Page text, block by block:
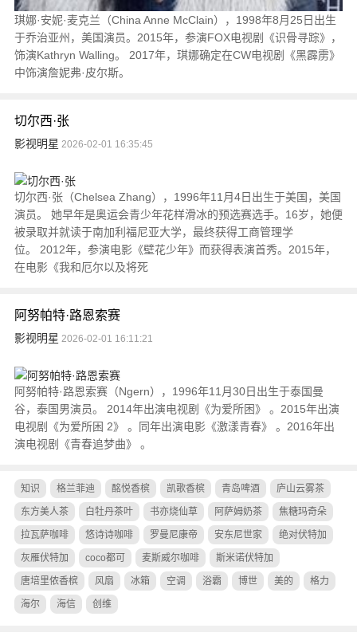
琪娜·安妮·麦克兰（China Anne McClain），1998年8月25日出生
于乔治亚州，美国演员。2015年，参演FOX电视剧《识骨寻踪》，
饰演Kathryn Walling。 2017年，琪娜确定在CW电视剧《黑霹雳》
中饰演詹妮弗·皮尔斯。
切尔西·张
影视明星 2026-02-01 16:35:45
切尔西·张（Chelsea Zhang），1996年11月4日出生于美国，美国
演员。 她早年是奥运会青少年花样滑冰的预选赛选手。16岁，她便
被录取并就读于南加利福尼亚大学，最终获得工商管理学
位。 2012年，参演电影《壁花少年》而获得表演首秀。2015年，
在电影《我和厄尔以及将死
阿努帕特·路恩索赛
影视明星 2026-02-01 16:11:21
阿努帕特·路恩索赛（Ngern），1996年11月30日出生于泰国曼
谷，泰国男演员。 2014年出演电视剧《为爱所困》 。2015年出演
电视剧《为爱所困 2》 。同年出演电影《激漾青春》 。2016年出
演电视剧《青春追梦曲》 。
知识 格兰菲迪 酩悦香槟 凯歌香槟 青岛啤酒 庐山云雾茶
东方美人茶 白牡丹茶叶 书亦烧仙草 阿萨姆奶茶 焦糖玛奇朵
拉瓦萨咖啡 悠诗诗咖啡 罗曼尼康帝 安东尼世家 绝对伏特加
灰雁伏特加 coco都可 麦斯威尔咖啡 斯米诺伏特加
唐培里侬香槟 风扇 冰箱 空调 浴霸 博世 美的 格力
海尔 海信 创维